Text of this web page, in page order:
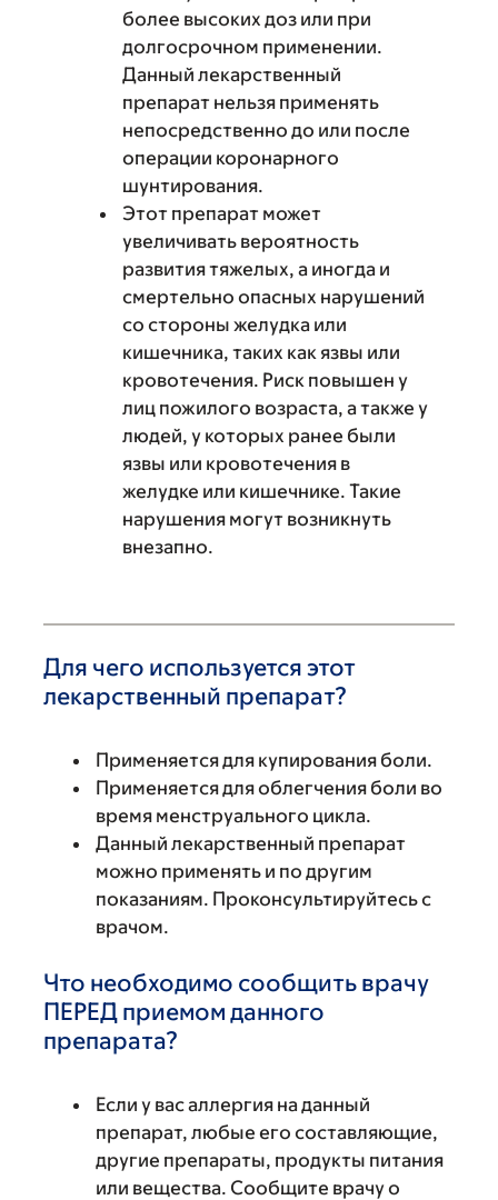
более высоких доз или при
долгосрочном применении.
Данный лекарственный
препарат нельзя применять
непосредственно до или после
операции коронарного
шунтирования.
Этот препарат может
увеличивать вероятность
развития тяжелых, а иногда и
смертельно опасных нарушений
со стороны желудка или
кишечника, таких как язвы или
кровотечения. Риск повышен у
лиц пожилого возраста, а также у
людей, у которых ранее были
язвы или кровотечения в
желудке или кишечнике. Такие
нарушения могут возникнуть
внезапно.
Для чего используется этот
лекарственный препарат?
Применяется для купирования боли.
Применяется для облегчения боли во
время менструального цикла.
Данный лекарственный препарат
можно применять и по другим
показаниям. Проконсультируйтесь с
врачом.
Что необходимо сообщить врачу
ПЕРЕД приемом данного
препарата?
Если у вас аллергия на данный
препарат, любые его составляющие,
другие препараты, продукты питания
или вещества. Сообщите врачу о